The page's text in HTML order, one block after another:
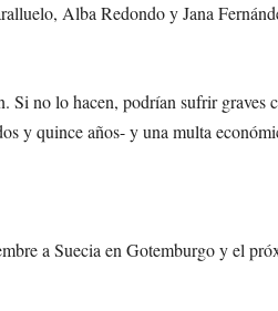
Alba Redondo y Jana
Si no lo hacen, podrían sufrir graves
y quince años- y una multa
a Suecia en Gotemburgo y el